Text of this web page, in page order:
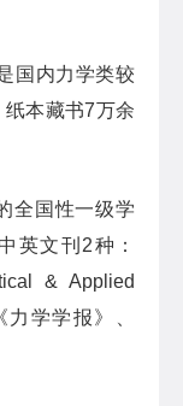
国内力学类较
本藏书7万余
国性一级学
英文刊2种：
& Applied
学学报》、